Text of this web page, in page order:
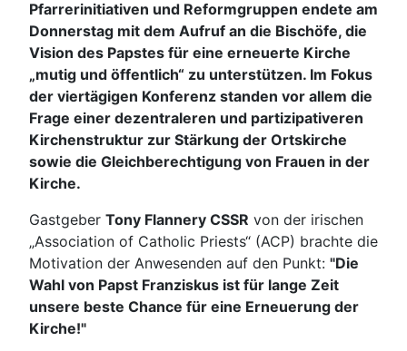
Pfarrerinitiativen und Reformgruppen endete am
Donnerstag mit dem Aufruf an die Bischöfe, die
Vision des Papstes für eine erneuerte Kirche
„mutig und öffentlich“ zu unterstützen. Im Fokus
der viertägigen Konferenz standen vor allem die
Frage einer dezentraleren und partizipativeren
Kirchenstruktur zur Stärkung der Ortskirche
sowie die Gleichberechtigung von Frauen in der
Kirche.
Gastgeber Tony Flannery CSSR von der irischen
„Association of Catholic Priests“ (ACP) brachte die
Motivation der Anwesenden auf den Punkt: "Die
Wahl von Papst Franziskus ist für lange Zeit
unsere beste Chance für eine Erneuerung der
Kirche!"